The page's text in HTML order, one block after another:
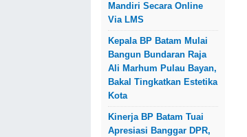
Mandiri Secara Online
Via LMS
Kepala BP Batam Mulai
Bangun Bundaran Raja
Ali Marhum Pulau Bayan,
Bakal Tingkatkan Estetika
Kota
Kinerja BP Batam Tuai
Apresiasi Banggar DPR,